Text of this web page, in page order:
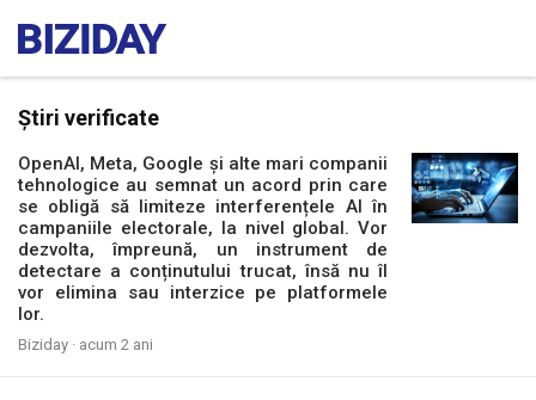
Știri verificate
OpenAI, Meta, Google și alte mari companii
tehnologice au semnat un acord prin care
se obligă să limiteze interferențele AI în
campaniile electorale, la nivel global. Vor
dezvolta, împreună, un instrument de
detectare a conținutului trucat, însă nu îl
vor elimina sau interzice pe platformele
lor.
Biziday · acum 2 ani